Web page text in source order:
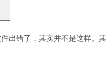
出错了，其实并不是这样。其